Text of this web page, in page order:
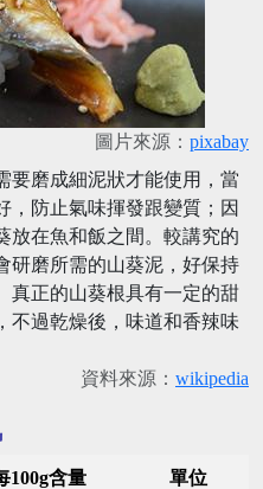
圖片來源： pixabay
要磨成細泥狀才能使用，當
，防止氣味揮發跟變質；因
放在魚和飯之間。較講究的
研磨所需的山葵泥，好保持
真正的山葵根具有一定的甜
不過乾燥後，味道和香辣味
資料來源： wikipedia
100g含量 單位